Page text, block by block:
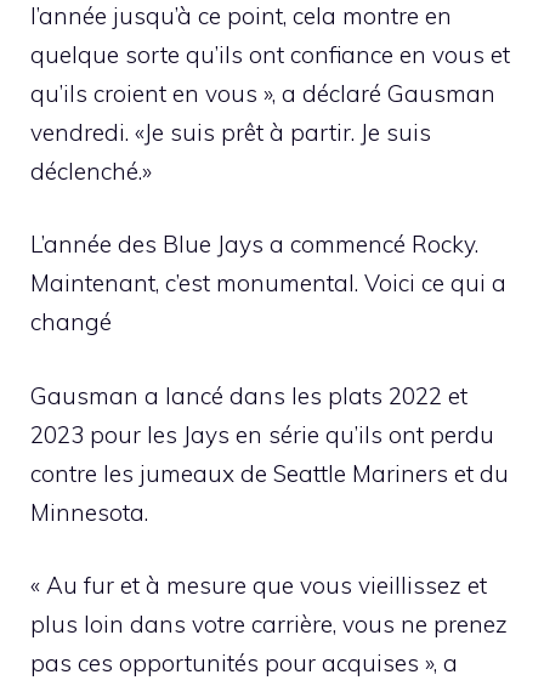
l’année jusqu’à ce point, cela montre en
quelque sorte qu’ils ont confiance en vous et
qu’ils croient en vous », a déclaré Gausman
vendredi. «Je suis prêt à partir. Je suis
déclenché.»
L’année des Blue Jays a commencé Rocky.
Maintenant, c’est monumental. Voici ce qui a
changé
Gausman a lancé dans les plats 2022 et
2023 pour les Jays en série qu’ils ont perdu
contre les jumeaux de Seattle Mariners et du
Minnesota.
« Au fur et à mesure que vous vieillissez et
plus loin dans votre carrière, vous ne prenez
pas ces opportunités pour acquises », a